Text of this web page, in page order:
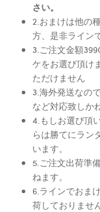
さい。
2.おまけは他の
方、是非ライン
3.ご注文金額
ケをお選び頂け
ただけません
3.海外発送なの
など対応致しか
4.もしお選び頂
らは勝てにラン
います。
5.ご注文出荷準
ねます。
6.ラインでおま
荷しておりませ